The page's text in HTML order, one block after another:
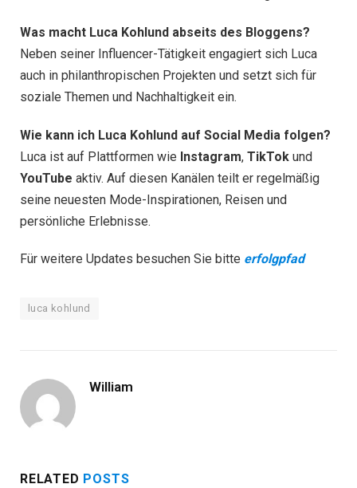
Was macht Luca Kohlund abseits des Bloggens?
Neben seiner Influencer-Tätigkeit engagiert sich Luca
auch in philanthropischen Projekten und setzt sich für
soziale Themen und Nachhaltigkeit ein.
Wie kann ich Luca Kohlund auf Social Media folgen?
Luca ist auf Plattformen wie Instagram, TikTok und
YouTube aktiv. Auf diesen Kanälen teilt er regelmäßig
seine neuesten Mode-Inspirationen, Reisen und
persönliche Erlebnisse.
Für weitere Updates besuchen Sie bitte erfolgpfad
luca kohlund
William
RELATED POSTS